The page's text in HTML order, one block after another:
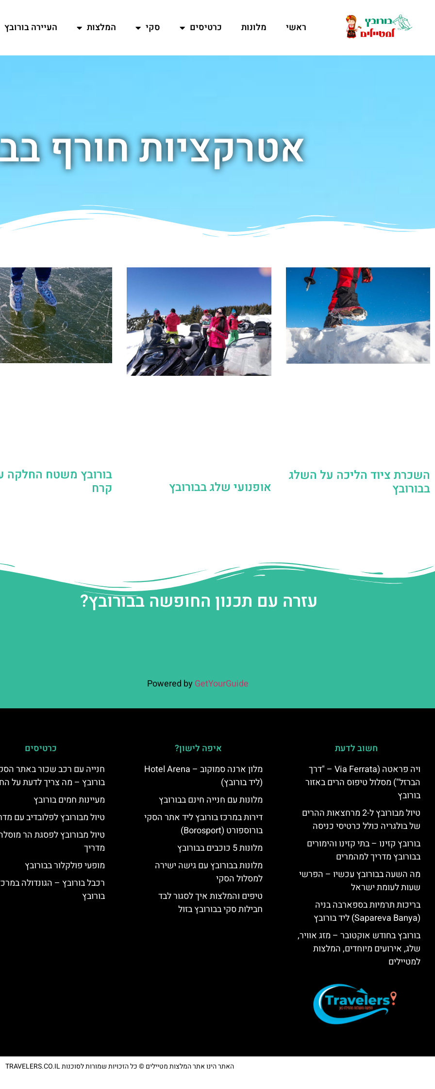
ראשי מלונות כרטיסים סקי המלצות העיירה בורובץ
אטרקציות חורף
השכרת ציוד הליכה על השלג
בבורובץ
אופנועי שלג בבורובץ
בורובץ משטח החלקה
קרח
עזרה עם תכנון החופשה בבורובץ?
Powered by GetYourGuide
חשוב לדעת
ויה פראטה (Via Ferrata – "דרך
הברזל") מסלול טיפוס הרים באזור
בורובץ
טיול מבורובץ ל-2 מרחצאות ההרים
של בולגריה כולל כרטיסי כניסה
בורובץ קזינו – בתי קזינו והימורים
בבורובץ מדריך למהמרים
מה השעה בבורובץ עכשיו – הפרשי
שעות לעומת ישראל
בריכות תרמיות בספארבה בניה
(Sapareva Banya) ליד בורובץ
בורובץ בחודש אוקטובר – מזג אוויר,
שלג, אירועים מיוחדים, המלצות
למטיילים
איפה לישון?
מלון ארנה סמוקוב – Hotel Arena
(ליד בורובץ)
מלונות עם חנייה חינם בבורובץ
דירות במרכז בורובץ ליד אתר הסקי
בורוספורט (Borosport)
מלונות 5 כוכבים בבורובץ
מלונות בבורובץ עם גישה ישירה
למסלול הסקי
טיפים והמלצות איך לסגור לבד
חבילות סקי בבורובץ בזול
כרטיסים
חנייה עם רכב שכור באתר
בורובץ – מה צריך לדעת על
מעיינות חמים בורובץ
טיול מבורובץ לפלובדיב עם
טיול מבורובץ לפסגת הר
מדריך
מופעי פולקלור בבורובץ
רכבל בורובץ – הגונדולה
בורובץ
האתר הינו אתר המלצות מטיילים © כל הזכויות שמורות לסוכנות TRAVELERS.CO.IL